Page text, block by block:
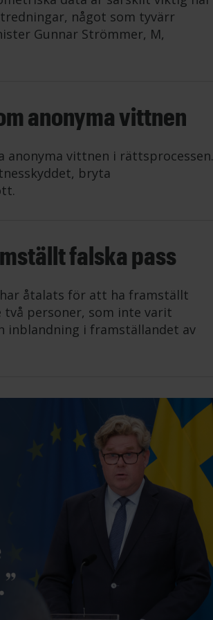
något som tyvärr
Gunnar Strömmer, M,
anonyma vittnen
anonyma vittnen i rättsprocessen.
bryta
falska pass
åtalats för att ha framställt
två personer, som inte varit
inblandning i framställandet av